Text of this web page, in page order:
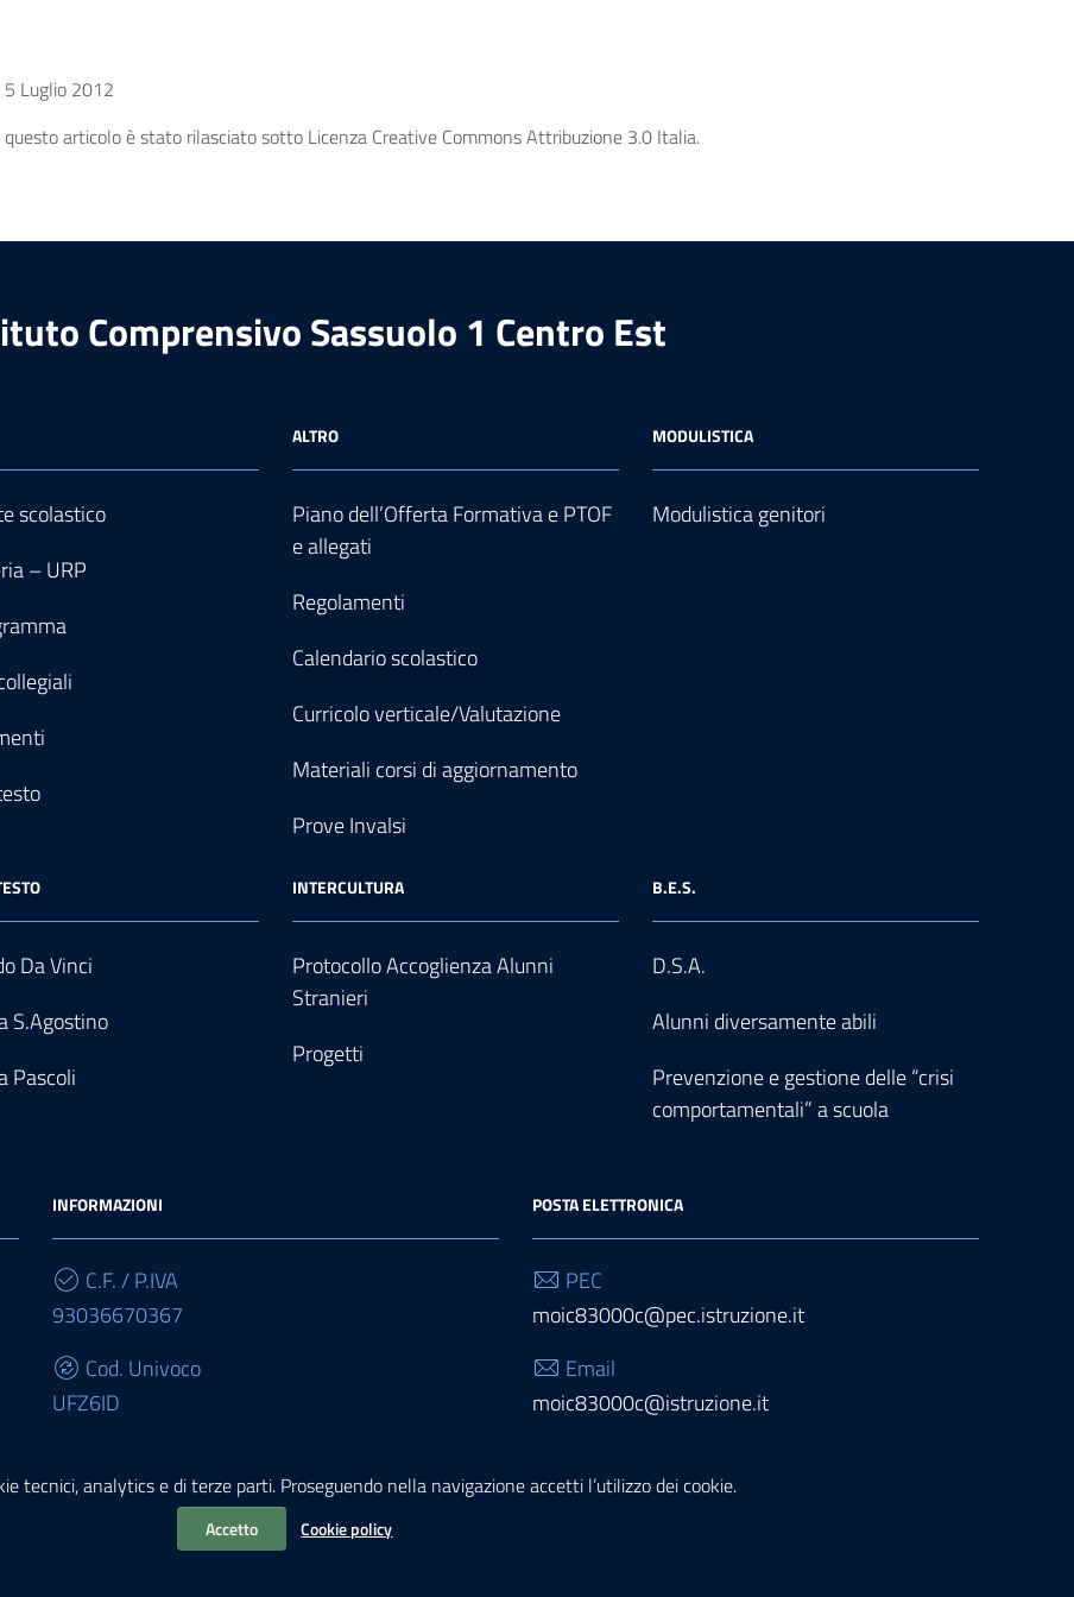
tecnici, analytics e di terze parti. Proseguendo nella navigazione accetti l’utilizzo dei cookie.
Accetto Cookie policy
5 Luglio 2012
articolo è stato rilasciato sotto Licenza Creative Commons Attribuzione 3.0 Italia.
Comprensivo Sassuolo 1 Centro Est
scolastico
– URP
ALTRO
Piano dell’Offerta Formativa e PTOF
e allegati
Regolamenti
Calendario scolastico
Curricolo verticale/Valutazione
Materiali corsi di aggiornamento
Prove Invalsi
MODULISTICA
Modulistica genitori
Da Vinci
S.Agostino
Pascoli
INTERCULTURA
Protocollo Accoglienza Alunni
Stranieri
Progetti
B.E.S.
D.S.A.
Alunni diversamente abili
Prevenzione e gestione delle “crisi
comportamentali” a scuola
INFORMAZIONI
C.F. / P.IVA
93036670367
Cod. Univoco
UFZ6ID
IT68E0503467010000000015950
POSTA ELETTRONICA
PEC
moic83000c@pec.istruzione.it
Email
moic83000c@istruzione.it